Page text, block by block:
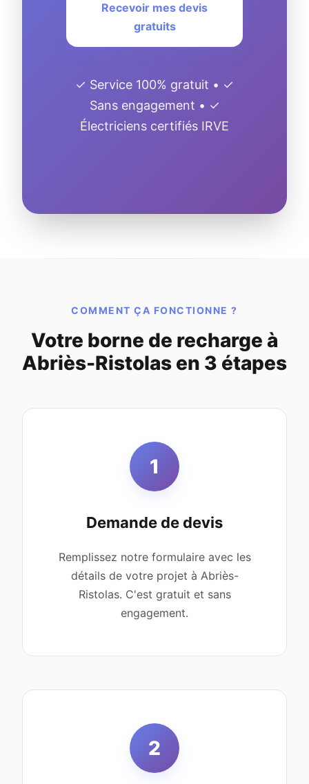
Recevoir mes devis
gratuits
✓ Service 100% gratuit • ✓
Sans engagement • ✓
Électriciens certifiés IRVE
COMMENT ÇA FONCTIONNE ?
Votre borne de recharge à
Abriès-Ristolas en 3 étapes
1
Demande de devis
Remplissez notre formulaire avec les
détails de votre projet à Abriès-
Ristolas. C'est gratuit et sans
engagement.
2